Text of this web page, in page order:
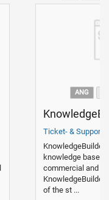
ANG
Ticket- &
KnowledgeBuilder
knowledge base /
commercial and
KnowledgeBuilder
of the st ...